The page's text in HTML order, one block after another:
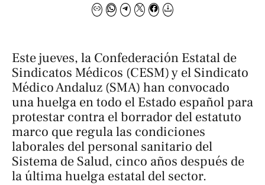
Este jueves, la Confederación Estatal de
Sindicatos Médicos (CESM) y el Sindicato
Médico Andaluz (SMA) han convocado
una huelga en todo el Estado español para
protestar contra el borrador del estatuto
marco que regula las condiciones
laborales del personal sanitario del
Sistema de Salud, cinco años después de
la última huelga estatal del sector.